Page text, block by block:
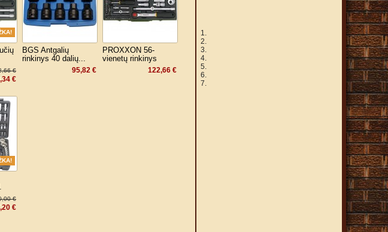
€
€
BGS Antgalių
rinkinys 40 dalių...
95,82 €
PROXXON 56-
vienetų rinkinys
122,66 €
€
€